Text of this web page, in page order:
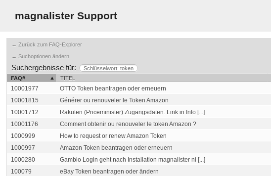
magnalister Support
← Zurück zum FAQ-Explorer
← Suchoptionen ändern
Suchergebnisse für:
Schlüsselwort: token
FAQ#
TITEL
10001977 OTTO Token beantragen oder erneuern
10001815
Générer ou renouveler le Token Amazon
10001712
Rakuten (Priceminister) Zugangsdaten: Link in Info [...]
10001176
Comment obtenir ou renouveler le token Amazon ?
1000999
How to request or renew Amazon Token
1000997
Amazon Token beantragen oder erneuern
1000280
Gambio Login geht nach Installation magnalister ni [...]
100079
eBay Token beantragen oder ändern